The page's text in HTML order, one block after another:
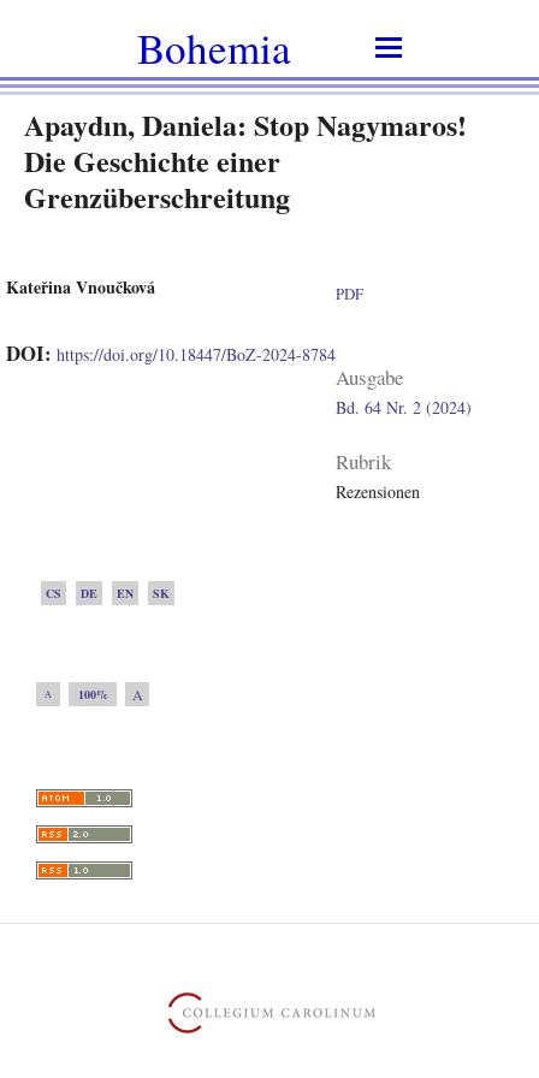
Bohemia
Apaydın, Daniela: Stop Nagymaros!
Die Geschichte einer
Grenzüberschreitung
Kateřina Vnoučková
DOI: https://doi.org/10.18447/BoZ-2024-8784
PDF
Ausgabe
Bd. 64 Nr. 2 (2024)
Rubrik
Rezensionen
CS DE EN SK
A 100% A